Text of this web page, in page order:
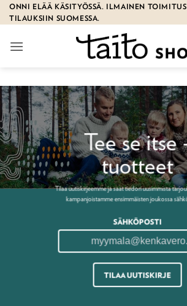
Skip
to
ONNI ELÄÄ KÄSITYÖSSÄ. ILMAINEN
TILAUKSIIN SUOMESSA.
Tee se itse
tuotteet
Tilaa uutiskirjeemme ja saat tiedon uusimmista
kampanjoistamme ensimmäisten joukossa
SÄHKÖPOSTI
TILAA UUTISKIRJE